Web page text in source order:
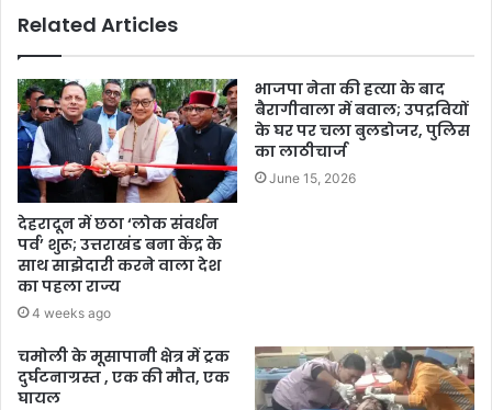
Related Articles
देहरादून में छठा ‘लोक संवर्धन
पर्व’ शुरू; उत्तराखंड बना केंद्र के
साथ साझेदारी करने वाला देश
का पहला राज्य
4 weeks ago
भाजपा नेता की हत्या के बाद
बैरागीवाला में बवाल; उपद्रवियों
के घर पर चला बुलडोजर, पुलिस
का लाठीचार्ज
June 15, 2026
चमोली के मूसापानी क्षेत्र में ट्रक
दुर्घटनाग्रस्त , एक की मौत, एक
घायल